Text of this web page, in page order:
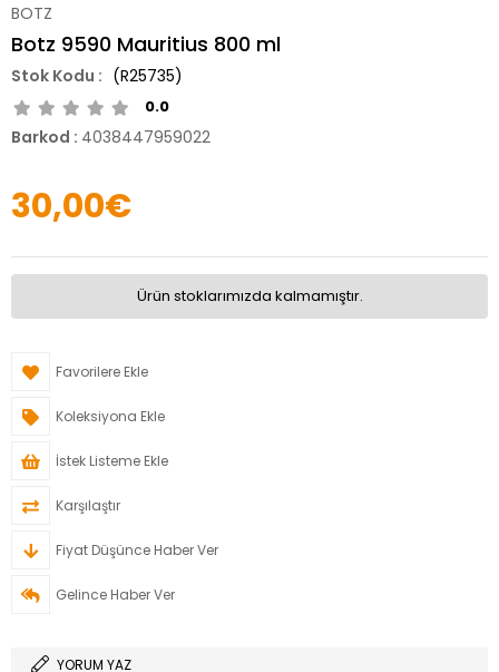
BOTZ
Botz 9590 Mauritius 800 ml
(R25735)
0.0
Barkod : 4038447959022
30,00€
Ürün stoklarımızda kalmamıştır.
Favorilere Ekle
Koleksiyona Ekle
İstek Listeme Ekle
Karşılaştır
Fiyat Düşünce Haber Ver
Gelince Haber Ver
YORUM YAZ